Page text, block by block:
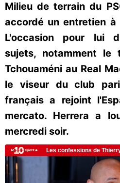
Milieu de terrain du
accordé un entretien à
L'occasion pour lui
sujets, notamment le
Tchouaméni au Real
le viseur du club
français a rejoint
mercato. Herrera a
mercredi soir.